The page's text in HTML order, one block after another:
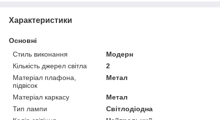
Характеристики
Основні
Стиль виконання
Модерн
Кількість джерел світла
2
Матеріал плафона,
підвісок
Метал
Матеріал каркасу
Метал
Тип лампи
Світлодіодна